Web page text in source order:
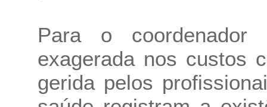
Para o
exagerada nos custos
gerida pelos